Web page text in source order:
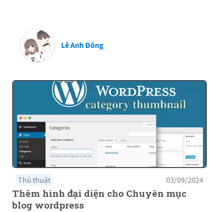
Lê Anh Đông
Thủ thuật 03/09/2024
Thêm hình đại diện cho Chuyên mục
blog wordpress